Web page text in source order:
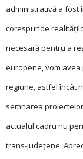
administrativă a fost
corespunde
necesară pentru a
europene, vom
regiune, astfel încât
semnarea
actualul cadru nu
trans-judeţene.